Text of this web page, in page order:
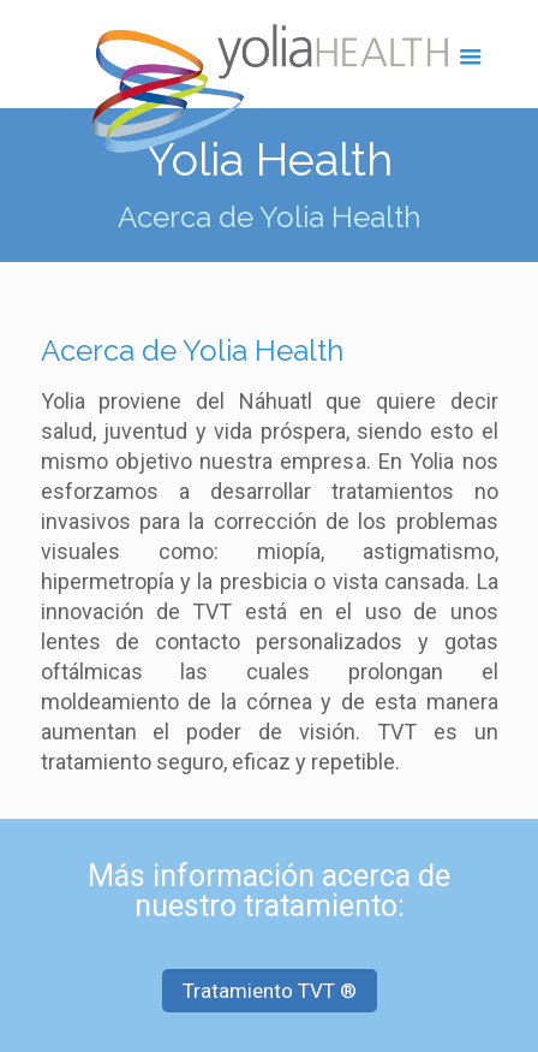
Yolia Health
Acerca de Yolia Health
Acerca de Yolia Health
Yolia proviene del Náhuatl que quiere decir
salud, juventud y vida próspera, siendo esto el
mismo objetivo nuestra empresa. En Yolia nos
esforzamos a desarrollar tratamientos no
invasivos para la corrección de los problemas
visuales como: miopía, astigmatismo,
hipermetropía y la presbicia o vista cansada. La
innovación de TVT está en el uso de unos
lentes de contacto personalizados y gotas
oftálmicas las cuales prolongan el
moldeamiento de la córnea y de esta manera
aumentan el poder de visión. TVT es un
tratamiento seguro, eficaz y repetible.
Más información acerca de
nuestro tratamiento:
Tratamiento TVT ®